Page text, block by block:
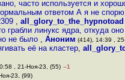
часто используется и
ответом А я не
, all_glory_to_the_hypnotoad
линукс ядра, откуда
не было , Аноним (414), 14:39 ,
её на кластер,
, 21-Ноя-23, (55) –1
23, (99)